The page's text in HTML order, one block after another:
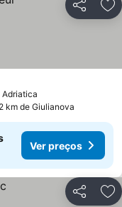
Partilhar
Adriatica
km de Giulianova
Ver preços
Partilhar